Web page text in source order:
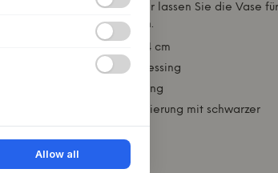
Zweige hinzu oder lassen Sie die Vase
Look allein stehen.
Abmessungen: H: 10 x Ø: 2,4 cm
Material Messing: Massiv Messing
Material Chrom: Zinklegierung
Schwarzes Material: Zinklegierung mit schwarzer
Allow all